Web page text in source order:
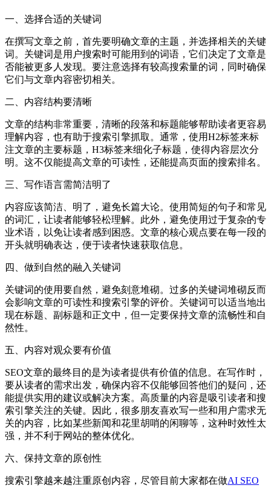
一、选择合适的关键词
在撰写文章之前，首先要明确文章的主题，并选择相关的关键
词。关键词是用户搜索时可能用到的词语，它们决定了文章是
否能被更多人发现。要注意选择有较高搜索量的词，同时确保
它们与文章内容密切相关。
二、内容结构要清晰
文章的结构非常重要，清晰的段落和标题能够帮助读者更容易
理解内容，也有助于搜索引擎抓取。通常，使用H2标签来标
注文章的主要标题，H3标签来细化子标题，使得内容层次分
明。这不仅能提高文章的可读性，还能提高页面的搜索排名。
三、写作语言需简洁明了
内容应该简洁、明了，避免长篇大论。使用简短的句子和常见
的词汇，让读者能够轻松理解。此外，避免使用过于复杂的专
业术语，以免让读者感到困惑。文章的核心观点要在每一段的
开头就明确表达，便于读者快速获取信息。
四、做到自然的融入关键词
关键词的使用要自然，避免刻意堆砌。过多的关键词堆砌反而
会影响文章的可读性和搜索引擎的评价。关键词可以适当地出
现在标题、副标题和正文中，但一定要保持文章的流畅性和自
然性。
五、内容对观众要有价值
SEO文章的最终目的是为读者提供有价值的信息。在写作时，
要从读者的需求出发，确保内容不仅能够回答他们的疑问，还
能提供实用的建议或解决方案。高质量的内容是吸引读者和搜
索引擎关注的关键。因此，很多朋友喜欢写一些和用户需求无
关的内容，比如某些新闻和花里胡哨的闲聊等，这种时效性太
强，并不利于网站的整体优化。
六、保持文章的原创性
搜索引擎越来越注重原创内容，尽管目前大家都在做AI SEO